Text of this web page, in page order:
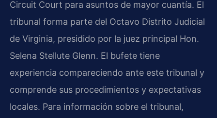
Circuit Court para asuntos de mayor cuantía. El
tribunal forma parte del Octavo Distrito Judicial
de Virginia, presidido por la juez principal Hon.
Selena Stellute Glenn. El bufete tiene
experiencia compareciendo ante este tribunal y
comprende sus procedimientos y expectativas
locales. Para información sobre el tribunal,